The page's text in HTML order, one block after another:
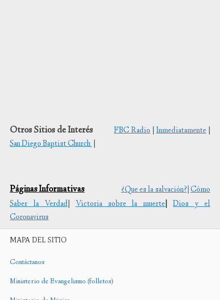
Otros Sitios de Interés FBC Radio|Inmediatamente
San Diego Baptist Church
Páginas Informativas ¿Que es la salvación?|Cómo
Saber la Verdad|Victoria sobre la muerte|
Dios y el
Coronavirus
MAPA DEL SITIO
Contáctanos
Ministerio de Evangelismo (folletos)